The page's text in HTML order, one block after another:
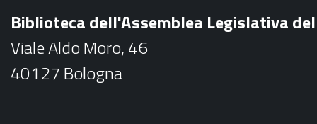
o
k
Biblioteca dell'Assemblea Legislativa
Viale Aldo Moro, 46
40127 Bologna